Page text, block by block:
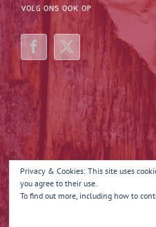
VOLG ONS OOK OP
Privacy & Cookies: This site uses
you agree to their use.
To find out more, including how to